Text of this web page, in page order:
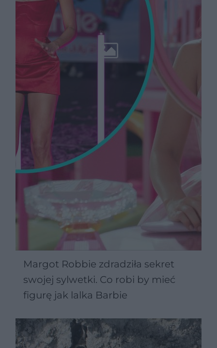
Margot Robbie zdradziła sekret
swojej sylwetki. Co robi by mieć
figurę jak lalka Barbie